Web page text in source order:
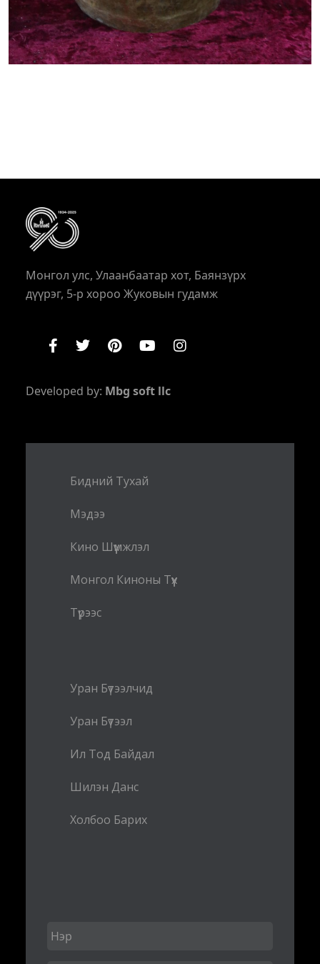
Монгол улс, Улаанбаатар хот, Баянзүрх
дүүрэг, 5-р хороо Жуковын гудамж
Developed by: Mbg soft llc
Бидний Тухай
Мэдээ
Кино Шүүмжлэл
Монгол Киноны Түүх
Түрээс
Уран Бүтээлчид
Уран Бүтээл
Ил Тод Байдал
Шилэн Данс
Холбоо Барих